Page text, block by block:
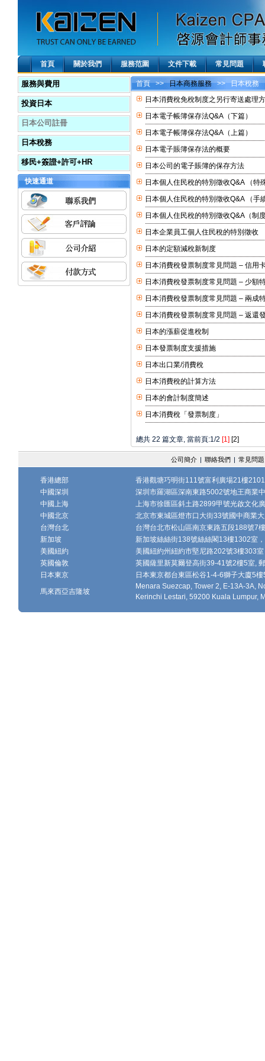
首頁 關於我們 服務范圍 文件下載 常見問題
服務與費用
投資日本
日本公司註冊
日本稅務
移民+簽證+許可+HR
快速通道
首頁>>日本商務服務>> 日本稅務
日本消費稅免稅制度之另行寄送處理
日本電子帳簿保存法Q&A（下篇）
日本電子帳簿保存法Q&A（上篇）
日本電子賬簿保存法的概要
日本公司的電子賬簿的保存方法
日本個人住民稅的特別徵收Q&A （特
日本個人住民稅的特別徵收Q&A （手
日本個人住民稅的特別徵收Q&A（制
日本企業員工個人住民稅的特別徵收
日本的定額減稅新制度
日本消費稅發票制度常見問題 – 信用
日本消費稅發票制度常見問題 – 少額
日本消費稅發票制度常見問題 – 兩成
日本消費稅發票制度常見問題 – 返還
日本的漲薪促進稅制
日本發票制度支援措施
日本出口業/消費稅
日本消費稅的計算方法
日本的會計制度簡述
日本消費稅「發票制度」
總共 22 篇文章, 當前頁:1/2 [1] [2]
公司簡介 | 聯絡我們 | 常見問題
香港總部
香港觀塘巧明街111號富利廣場21樓
中國深圳
深圳市羅湖區深南東路5002號地王商業
中國上海
上海市徐匯區斜土路2899甲號光啟文化
中國北京
北京市東城區燈市口大街33號國中商業
台灣台北
台灣台北市松山區南京東路五段188號7
新加坡
新加坡絲絲街138號絲絲閣13樓1302室
美國紐約
美國紐約州紐約市堅尼路202號3樓303
英國倫敦
英國薩里新莫爾登高街39-41號2樓5室,
日本東京
日本東京都台東區松谷1-4-6獅子大廈5
馬來西亞吉隆坡
Menara Suezcap, Tower 2, E-13A-3A,
Kerinchi Lestari, 59200 Kuala Lumpur,